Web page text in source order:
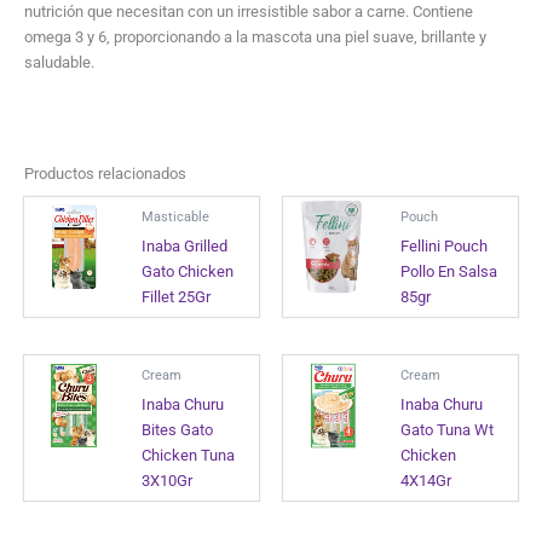
nutrición que necesitan con un irresistible sabor a carne. Contiene
omega 3 y 6, proporcionando a la mascota una piel suave, brillante y
saludable.
Productos relacionados
Masticable
Inaba Grilled
Gato Chicken
Fillet 25Gr
Pouch
Fellini Pouch
Pollo En Salsa
85gr
Cream
Inaba Churu
Bites Gato
Chicken Tuna
3X10Gr
Cream
Inaba Churu
Gato Tuna Wt
Chicken
4X14Gr